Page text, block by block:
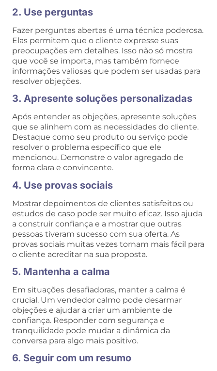
2. Use perguntas
Fazer perguntas abertas é uma técnica poderosa.
Elas permitem que o cliente expresse suas
preocupações em detalhes. Isso não só mostra
que você se importa, mas também fornece
informações valiosas que podem ser usadas para
resolver objeções.
3. Apresente soluções personalizadas
Após entender as objeções, apresente soluções
que se alinhem com as necessidades do cliente.
Destaque como seu produto ou serviço pode
resolver o problema específico que ele
mencionou. Demonstre o valor agregado de
forma clara e convincente.
4. Use provas sociais
Mostrar depoimentos de clientes satisfeitos ou
estudos de caso pode ser muito eficaz. Isso ajuda
a construir confiança e a mostrar que outras
pessoas tiveram sucesso com sua oferta. As
provas sociais muitas vezes tornam mais fácil para
o cliente acreditar na sua proposta.
5. Mantenha a calma
Em situações desafiadoras, manter a calma é
crucial. Um vendedor calmo pode desarmar
objeções e ajudar a criar um ambiente de
confiança. Responder com segurança e
tranquilidade pode mudar a dinâmica da
conversa para algo mais positivo.
6. Seguir com um resumo